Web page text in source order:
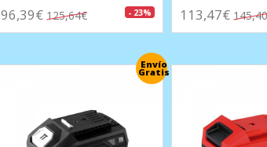
96,39€ 125,64€ - 23% 113,47€
Envío
Gratis